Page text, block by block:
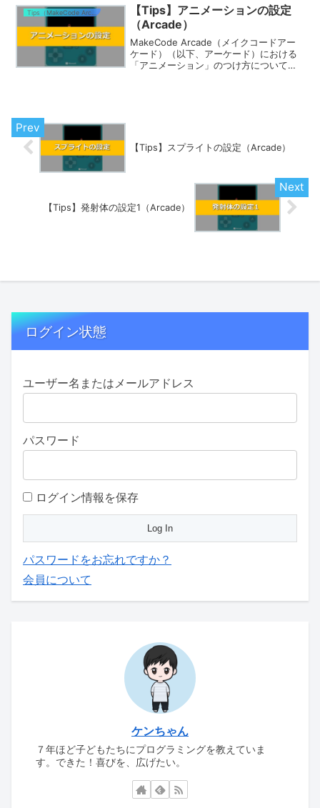
い。出てきた画面の上にある「Edit
Code...
Tips（MakeCode Arcade）
【Tips】アニメーションの設定
（Arcade）
MakeCode Arcade（メイクコードアー
ケード）（以下、アーケード）における
「アニメーション」のつけ方について解
【Tips】スプライトの設定（Arcade）
【Tips】発射体の設定1（Arcade）
ログイン状態
ユーザー名またはメールアドレス
パスワード
ログイン情報を保存
パスワードをお忘れですか？
会員について
ケンちゃん
７年ほど子どもたちにプログラミングを教えていま
す。できた！喜びを、広げたい。